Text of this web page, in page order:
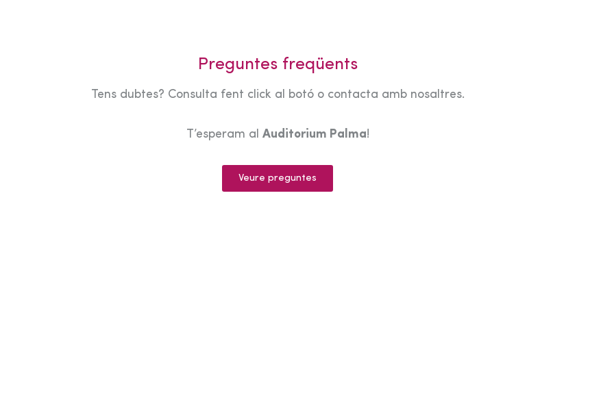
Preguntes freqüents
Tens dubtes? Consulta fent click al botó o contacta amb nosaltres.
T’esperam al Auditorium Palma!
Veure preguntes